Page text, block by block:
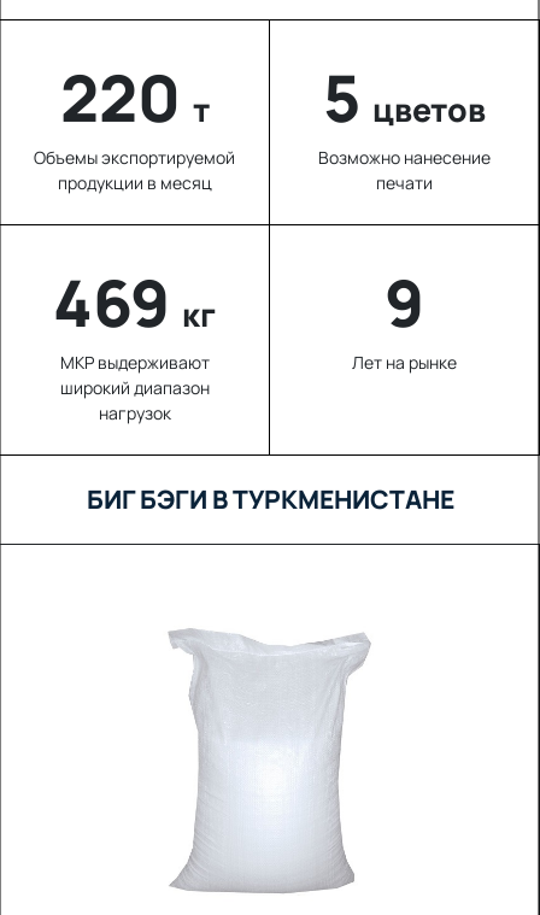
220 т
Объемы экспортируемой
продукции в месяц
5 цветов
Возможно нанесение
печати
639 кг
МКР выдерживают
широкий диапазон
нагрузок
9
Лет на рынке
БИГ БЭГИ В ТУРКМЕНИСТАНЕ